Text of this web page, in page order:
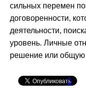
сильных перемен
договоренности,
деятельности,
уровень. Личные
решение или
0